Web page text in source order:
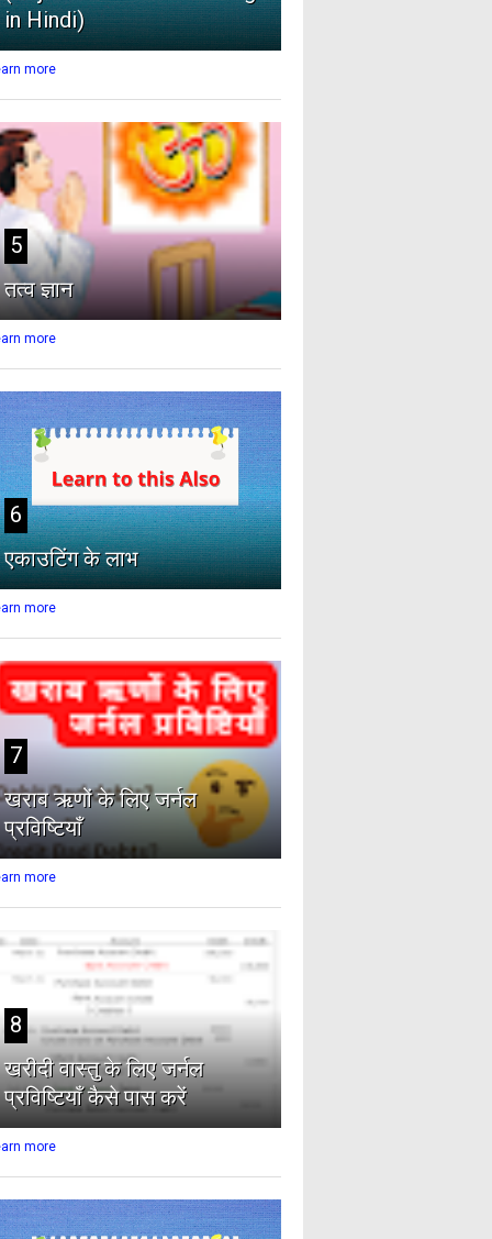
in Hindi)
more
5
तत्व ज्ञान
more
6
एकाउटिंग के लाभ
more
7
खराब ऋणों के लिए जर्नल
प्रविष्टियाँ
more
8
खरीदी वास्तु के लिए जर्नल
प्रविष्टियाँ कैसे पास करें
more